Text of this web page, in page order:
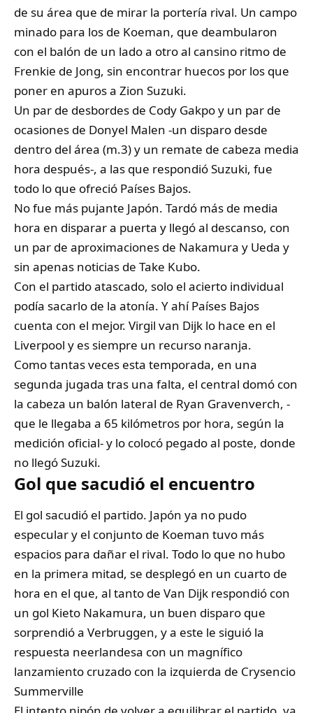
de su área que de mirar la portería rival. Un campo
minado para los de Koeman, que deambularon
con el balón de un lado a otro al cansino ritmo de
Frenkie de Jong, sin encontrar huecos por los que
poner en apuros a Zion Suzuki.
Un par de desbordes de Cody Gakpo y un par de
ocasiones de Donyel Malen -un disparo desde
dentro del área (m.3) y un remate de cabeza media
hora después-, a las que respondió Suzuki, fue
todo lo que ofreció Países Bajos.
No fue más pujante Japón. Tardó más de media
hora en disparar a puerta y llegó al descanso, con
un par de aproximaciones de Nakamura y Ueda y
sin apenas noticias de Take Kubo.
Con el partido atascado, solo el acierto individual
podía sacarlo de la atonía. Y ahí Países Bajos
cuenta con el mejor. Virgil van Dijk lo hace en el
Liverpool y es siempre un recurso naranja.
Como tantas veces esta temporada, en una
segunda jugada tras una falta, el central domó con
la cabeza un balón lateral de Ryan Gravenverch, -
que le llegaba a 65 kilómetros por hora, según la
medición oficial- y lo colocó pegado al poste, donde
no llegó Suzuki.
Gol que sacudió el encuentro
El gol sacudió el partido. Japón ya no pudo
especular y el conjunto de Koeman tuvo más
espacios para dañar el rival. Todo lo que no hubo
en la primera mitad, se desplegó en un cuarto de
hora en el que, al tanto de Van Dijk respondió con
un gol Kieto Nakamura, un buen disparo que
sorprendió a Verbruggen, y a este le siguió la
respuesta neerlandesa con un magnífico
lanzamiento cruzado con la izquierda de Crysencio
Summerville